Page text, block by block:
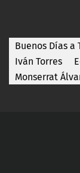
Buenos Días a
Iván Torres
Monserrat